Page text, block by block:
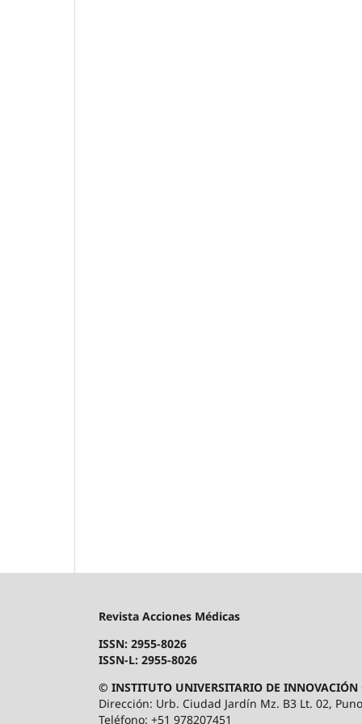
Revista Acciones Médicas
ISSN: 2955-8026
ISSN-L: 2955-8026
© INSTITUTO UNIVERSITARIO DE
Dirección: Urb. Ciudad Jardín Mz. B3 Lt. 02,
Teléfono: +51 978207451